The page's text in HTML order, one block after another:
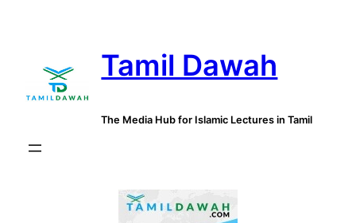
Tamil Dawah
The Media Hub for Islamic Lectures in Tamil